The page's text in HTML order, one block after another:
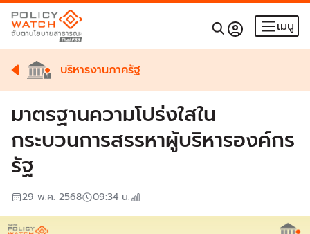
เมนู
บริหารงานภาครัฐ
มาตรฐานความโปร่งใสใน
กระบวนการสรรหาผู้บริหารองค์กร
รัฐ
29 พ.ค. 2568 09:34 น.